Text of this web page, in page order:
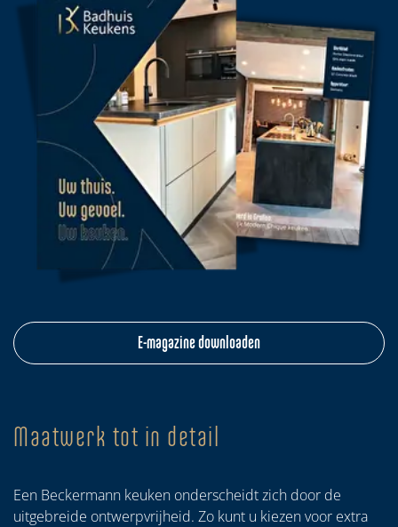
E-magazine downloaden
Maatwerk tot in detail
Een Beckermann keuken onderscheidt zich door de
uitgebreide ontwerpvrijheid. Zo kunt u kiezen voor extra